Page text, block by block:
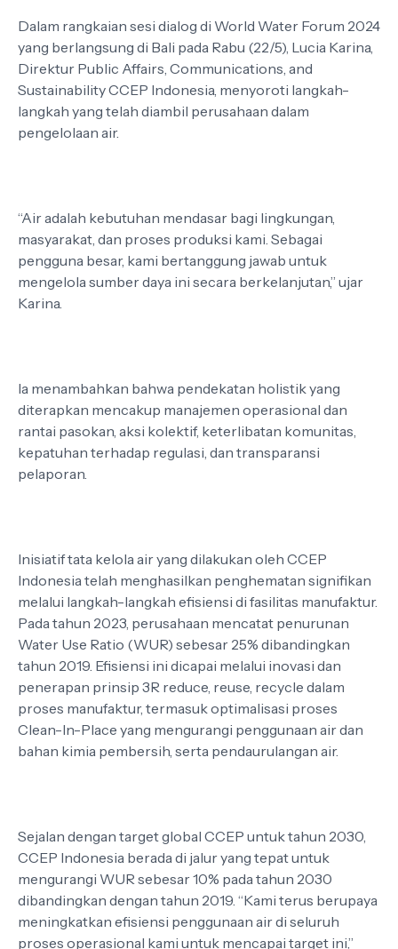
Dalam rangkaian sesi dialog di World Water Forum 2024
yang berlangsung di Bali pada Rabu (22/5), Lucia Karina,
Direktur Public Affairs, Communications, and
Sustainability CCEP Indonesia, menyoroti langkah-
langkah yang telah diambil perusahaan dalam
pengelolaan air.
“Air adalah kebutuhan mendasar bagi lingkungan,
masyarakat, dan proses produksi kami. Sebagai
pengguna besar, kami bertanggung jawab untuk
mengelola sumber daya ini secara berkelanjutan,” ujar
Karina.
Ia menambahkan bahwa pendekatan holistik yang
diterapkan mencakup manajemen operasional dan
rantai pasokan, aksi kolektif, keterlibatan komunitas,
kepatuhan terhadap regulasi, dan transparansi
pelaporan.
Inisiatif tata kelola air yang dilakukan oleh CCEP
Indonesia telah menghasilkan penghematan signifikan
melalui langkah-langkah efisiensi di fasilitas manufaktur.
Pada tahun 2023, perusahaan mencatat penurunan
Water Use Ratio (WUR) sebesar 25% dibandingkan
tahun 2019. Efisiensi ini dicapai melalui inovasi dan
penerapan prinsip 3R reduce, reuse, recycle dalam
proses manufaktur, termasuk optimalisasi proses
Clean-In-Place yang mengurangi penggunaan air dan
bahan kimia pembersih, serta pendaurulangan air.
Sejalan dengan target global CCEP untuk tahun 2030,
CCEP Indonesia berada di jalur yang tepat untuk
mengurangi WUR sebesar 10% pada tahun 2030
dibandingkan dengan tahun 2019. “Kami terus berupaya
meningkatkan efisiensi penggunaan air di seluruh
proses operasional kami untuk mencapai target ini,”